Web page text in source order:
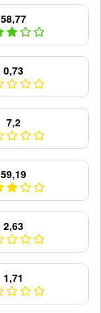
58,77
0,73
7,2
59,19
2,63
1,71